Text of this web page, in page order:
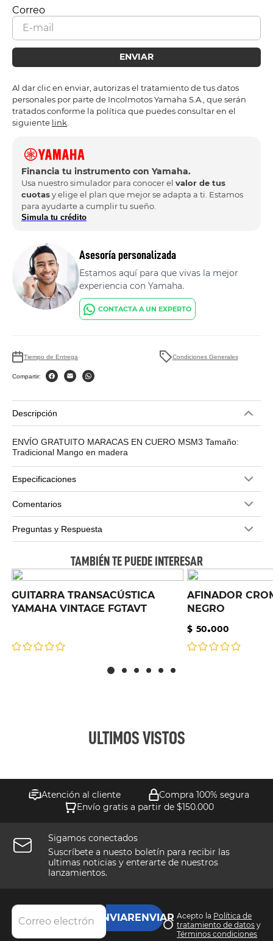
ENVIAR
Al dar clic en enviar, autorizas el tratamiento de tus datos
personales por parte de Incolmotos Yamaha S.A., que serán
tratados conforme la política que puedes consultar en el
siguiente link
Financia tu instrumento con Yamaha.
Usa nuestro simulador para conocer el valor de tus
cuotasy elige el plan que mejor se adapta a ti. Estamos
para ayudarte a cumplir tu sueño.
Simula tu crédito
Asesoría personalizada
Estamos aquí para que vivas la mejor
experiencia con Yamaha.
CONTACTA A UN EXPERTO
Tiempo de Entrega Condiciones Generales
Compartir:
Descripción
ENVÍO GRATUITO MARACAS EN CUERO MSM3 Tamaño:
Tradicional Mango en madera
Especificaciones
Comentarios
Preguntas y Respuesta
TAMBIÉN TE PUEDE INTERESAR
GUITARRA TRANSACÚSTICA
YAMAHA VINTAGE FGTAVT
AFINADOR
NEGRO
$ 50.000
ULTIMOS VISTOS
Atención al cliente
Compra 100% segura
Envío gratis a partir de $150.000
Sigamos conectados
Suscríbete a nuesto boletín para recibir las
ultimas noticias y enterarte de nuestros
lanzamientos.
ENVIAR Acepto la Política de
tratamiento de datos y
Términos condiciones